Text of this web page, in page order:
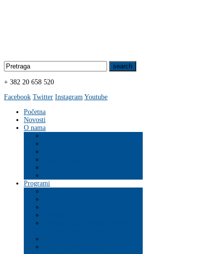
+ 382 20 658 520
Facebook Twitter Instagram Youtube
Početna
Novosti
O nama
Programi